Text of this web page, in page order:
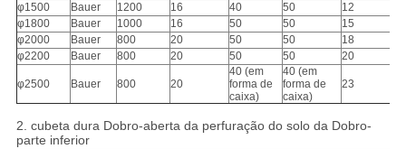
φ1500
Bauer 1200 16 40 50 12
φ1800
Bauer 1000 16 50 50 15
φ2000
Bauer 800 20 50 50 18
φ2200
Bauer 800 20 50 50 20
φ2500 Bauer 800 20
40 (em
forma de
caixa)
40 (em
forma de
caixa)
23
2. cubeta dura Dobro-aberta da perfuração do solo da Dobro-
parte inferior